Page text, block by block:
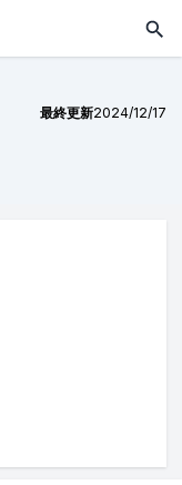
最終更新2024/12/17